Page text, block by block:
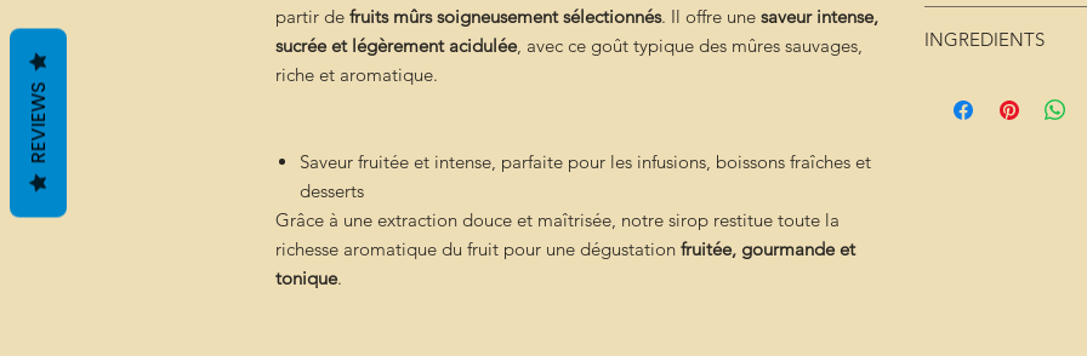
partir de fruits mûrs soigneusement sélectionnés. Il offre une saveur intense,
sucrée et légèrement acidulée, avec ce goût typique des mûres sauvages,
riche et aromatique.
Saveur fruitée et intense, parfaite pour les infusions, boissons fraîches et
desserts
Grâce à une extraction douce et maîtrisée, notre sirop restitue toute la
richesse aromatique du fruit pour une dégustation fruitée, gourmande et
tonique.
INGREDIENTS
REVIEWS